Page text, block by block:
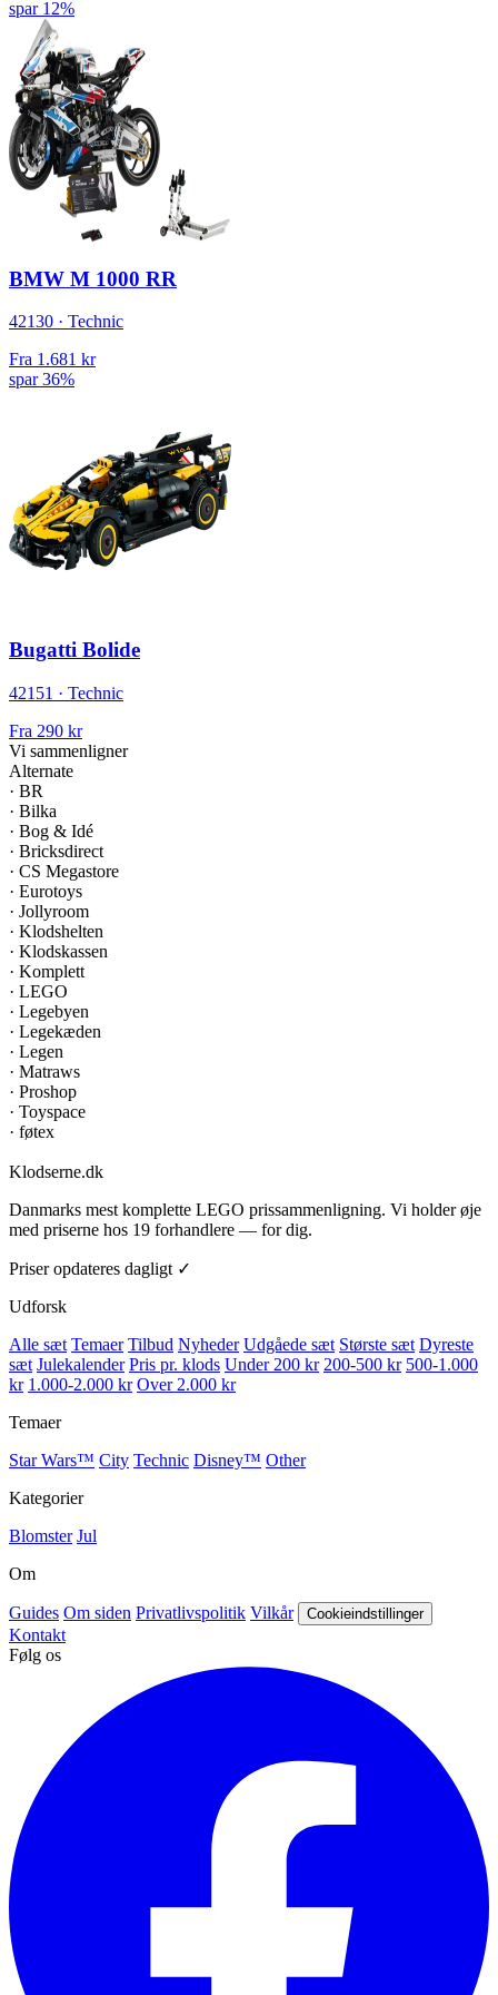
spar 12%
BMW M 1000 RR
42130 · Technic
Fra 1.681 kr
spar 36%
Bugatti Bolide
42151 · Technic
Fra 290 kr
Vi sammenligner
Alternate
· BR
· Bilka
· Bog & Idé
· Bricksdirect
· CS Megastore
· Eurotoys
· Jollyroom
· Klodshelten
· Klodskassen
· Komplett
· LEGO
· Legebyen
· Legekæden
· Legen
· Matraws
· Proshop
· Toyspace
· føtex
Klodserne.dk
Danmarks mest komplette LEGO prissammenligning. Vi holder øje
med priserne hos 19 forhandlere — for dig.
Priser opdateres dagligt ✓
Udforsk
Alle sæt Temaer Tilbud Nyheder Udgåede sæt Største sæt Dyreste
sæt Julekalender Pris pr. klods Under 200 kr 200-500 kr 500-1.000
kr 1.000-2.000 kr Over 2.000 kr
Temaer
Star Wars™ City Technic Disney™ Other
Kategorier
Blomster Jul
Om
Guides Om siden Privatlivspolitik Vilkår Cookieindstillinger
Kontakt
Følg os